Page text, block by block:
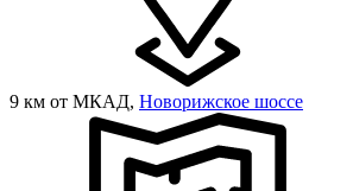
9 км от МКАД, Новорижское шоссе